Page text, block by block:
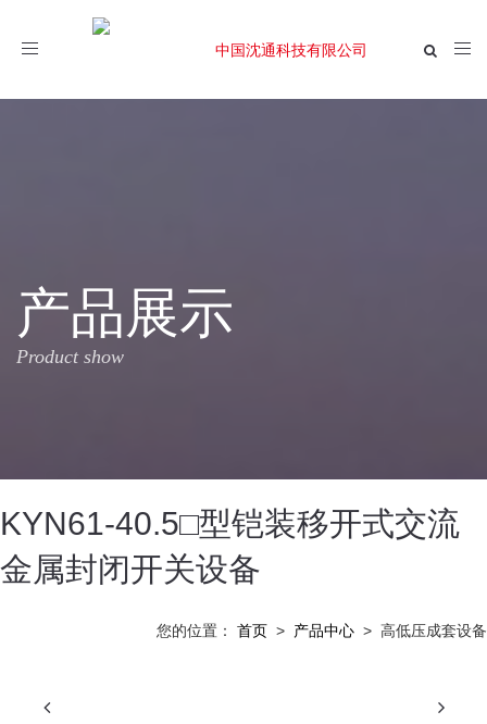
Toggle
产品展示
Product show
KYN61-40.5□型铠装移开式交流
金属封闭开关设备
您的位置： 首页 > 产品中心 > 高低压成套设备